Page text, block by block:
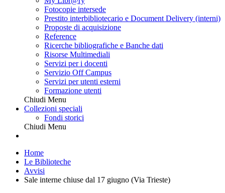
Fotocopie intersede
Prestito interbibliotecario e Document Delivery (interni)
Proposte di acquisizione
Reference
Ricerche bibliografiche e Banche dati
Risorse Multimediali
Servizi per i docenti
Servizio Off Campus
Servizi per utenti esterni
Formazione utenti
Chiudi Menu
Collezioni speciali
Fondi storici
Chiudi Menu
Home
Le Biblioteche
Avvisi
Sale interne chiuse dal 17 giugno (Via Trieste)